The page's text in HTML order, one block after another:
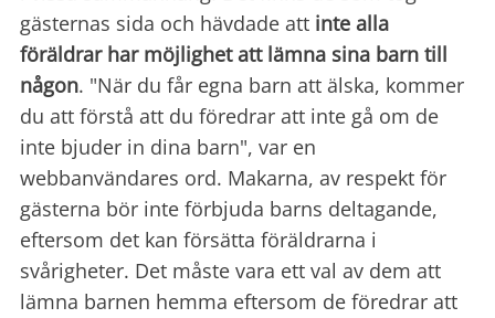
gästernas sida och hävdade att inte alla
föräldrar har möjlighet att lämna sina barn till
någon. "När du får egna barn att älska, kommer
du att förstå att du föredrar att inte gå om de
inte bjuder in dina barn", var en
webbanvändares ord. Makarna, av respekt för
gästerna bör inte förbjuda barns deltagande,
eftersom det kan försätta föräldrarna i
svårigheter. Det måste vara ett val av dem att
lämna barnen hemma eftersom de föredrar att